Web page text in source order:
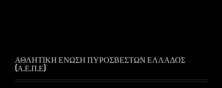
ΑΘΛΗΤΙΚΗ ΕΝΩΣΗ ΠΥΡΟΣΒΕΣΤΩΝ ΕΛΛΑΔΟΣ
(Α.Ε.Π.Ε)